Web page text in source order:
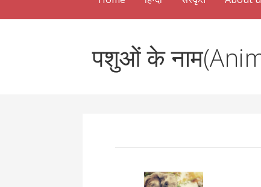
पशुओं के